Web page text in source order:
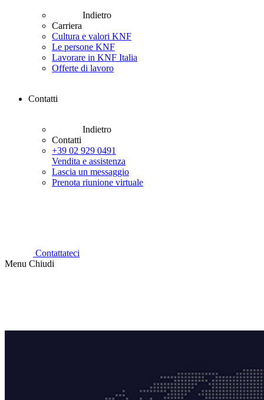
Indietro
Carriera
Cultura e valori KNF
Le persone KNF
Lavorare in KNF Italia
Offerte di lavoro
Contatti
Indietro
Contatti
+39 02 929 0491
Vendita e assistenza
Lascia un messaggio
Prenota riunione virtuale
Contattateci
Menu Chiudi